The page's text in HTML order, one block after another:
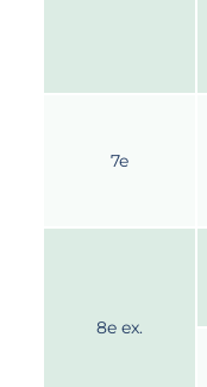
7e
8e ex.